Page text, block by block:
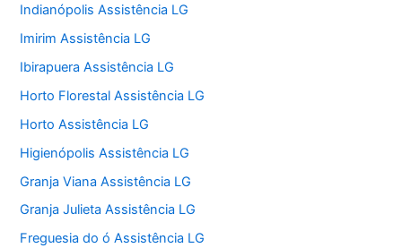
Indianópolis Assistência LG
Imirim Assistência LG
Ibirapuera Assistência LG
Horto Florestal Assistência LG
Horto Assistência LG
Higienópolis Assistência LG
Granja Viana Assistência LG
Granja Julieta Assistência LG
Freguesia do ó Assistência LG